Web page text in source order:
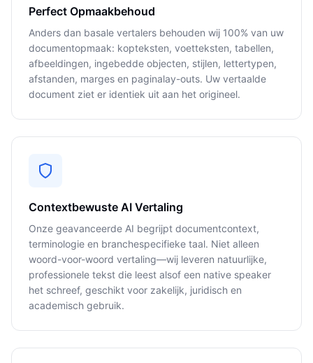
Perfect Opmaakbehoud
Anders dan basale vertalers behouden wij 100% van uw
documentopmaak: kopteksten, voetteksten, tabellen,
afbeeldingen, ingebedde objecten, stijlen, lettertypen,
afstanden, marges en paginalay-outs. Uw vertaalde
document ziet er identiek uit aan het origineel.
Contextbewuste AI Vertaling
Onze geavanceerde AI begrijpt documentcontext,
terminologie en branchespecifieke taal. Niet alleen
woord-voor-woord vertaling—wij leveren natuurlijke,
professionele tekst die leest alsof een native speaker
het schreef, geschikt voor zakelijk, juridisch en
academisch gebruik.